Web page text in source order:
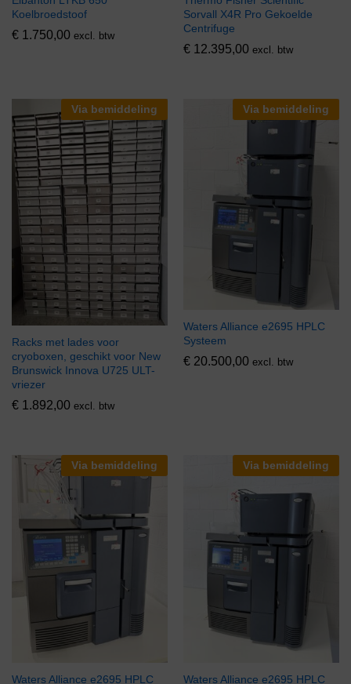
Koelbroedstoof
€ 1.750,00 excl. btw
Sorvall X4R Pro Gekoelde
Centrifuge
€ 12.395,00 excl. btw
Via bemiddeling
Racks met lades voor
cryoboxen, geschikt voor New
Brunswick Innova U725 ULT-
vriezer
€ 1.892,00 excl. btw
Via bemiddeling
Waters Alliance e2695 HPLC
Systeem
€ 20.500,00 excl. btw
Via bemiddeling
Waters Alliance e2695 HPLC
Via bemiddeling
Waters Alliance e2695 HPLC